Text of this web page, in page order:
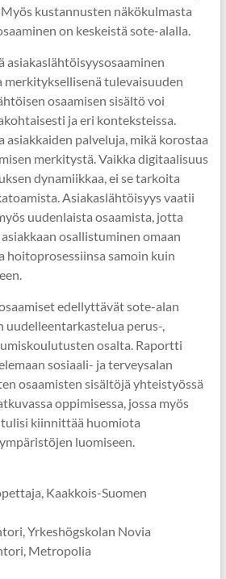
Myös kustannusten näkökulmasta
on keskeistä sote-alalla.
asiakaslähtöisyysosaaminen
merkityksellisenä tulevaisuuden
osaamisen sisältö voi
ja eri konteksteissa.
palveluja, mikä korostaa
merkitystä. Vaikka digitaalisuus
dynamiikkaa, ei se tarkoita
Asiakaslähtöisyys vaatii
uudenlaista osaamista, jotta
osallistuminen omaan
hoitoprosessiinsa samoin kuin
edellyttävät sote-alan
uudelleentarkastelua perus-,
osalta. Raportti
sosiaali- ja terveysalan
osaamisten sisältöjä yhteistyössä
oppimisessa, jossa myös
kiinnittää huomiota
luomiseen.
Kaakkois-Suomen
Yrkeshögskolan Novia
Metropolia